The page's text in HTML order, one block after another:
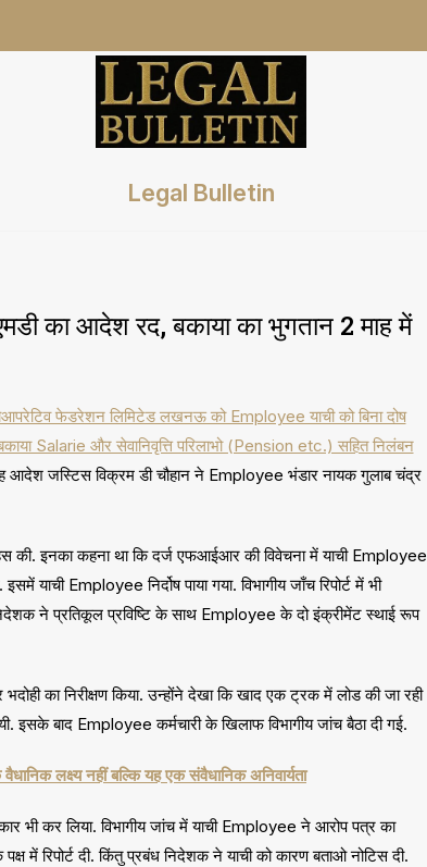
Legal Bulletin
का आदेश रद, बकाया का भुगतान 2 माह में
फेडरेशन लिमिटेड लखनऊ को Employee याची को बिना दोष
Salarie और सेवानिवृत्ति परिलाभो (Pension etc.) सहित निलंबन
आदेश जस्टिस विक्रम डी चौहान ने Employee भंडार नायक गुलाब चंद्र
की. इनका कहना था कि दर्ज एफआईआर की विवेचना में याची Employee
याची Employee निर्दोष पाया गया. विभागीय जाँच रिपोर्ट में भी
ने प्रतिकूल प्रविष्टि के साथ Employee के दो इंक्रीमेंट स्थाई रूप
का निरीक्षण किया. उन्होंने देखा कि खाद एक ट्रक में लोड की जा रही
इसके बाद Employee कर्मचारी के खिलाफ विभागीय जांच बैठा दी गई.
लक्ष्य नहीं बल्कि यह एक संवैधानिक अनिवार्यता
भी कर लिया. विभागीय जांच में याची Employee ने आरोप पत्र का
में रिपोर्ट दी. किंतु प्रबंध निदेशक ने याची को कारण बताओ नोटिस दी.